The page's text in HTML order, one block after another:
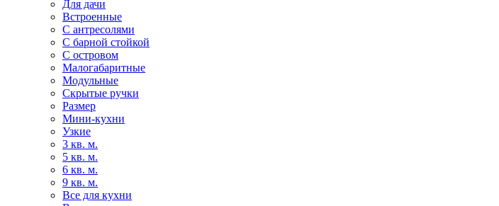
Для дачи
Встроенные
С антресолями
С барной стойкой
С островом
Малогабаритные
Модульные
Скрытые ручки
Размер
Мини-кухни
Узкие
3 кв. м.
5 кв. м.
6 кв. м.
9 кв. м.
Все для кухни